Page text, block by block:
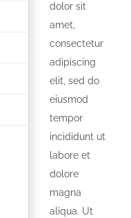
dolor sit
amet,
consectetur
adipiscing
elit, sed do
eiusmod
tempor
incididunt ut
labore et
dolore
magna
aliqua. Ut